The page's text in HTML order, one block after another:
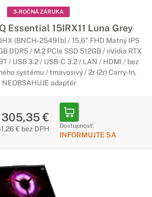
3-ROČNÁ ZÁRUKA
Essential 15IRX11 Luna Grey
(BNCH-25491b) / 15,6" FHD Matný IPS
DDR5 / M.2 PCIe SSD 512GB / nVidia RTX
/ USB 3.2 / USB-C 3.2 / LAN / HDMI / bez
systému / tmavosivý / 2r (2r) Carry-In,
NEOBSAHUJE adaptér
305,35 €
€ bez DPH Dostupnosť:
INFORMUJTE SA